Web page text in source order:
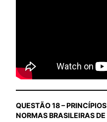
QUESTÃO 18 –
NORMAS BRASILEIRAS